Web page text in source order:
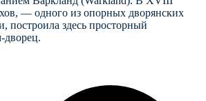
— одного из опорных дворянских
построила здесь просторный
дворец.